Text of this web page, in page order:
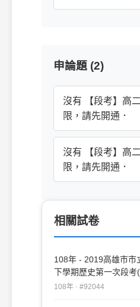
申論題 (2)
沒有 【段考】高
限，請先開通．
沒有 【段考】高
限，請先開通．
相關試卷
108年 - 2019高雄市市
下學期歷史第一次段考
#92044
108年 · #92044